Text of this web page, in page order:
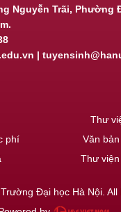
Nguyễn Trãi, Phường
|
phí
Thư
Văn
Thư
Đại học Hà Nội. All